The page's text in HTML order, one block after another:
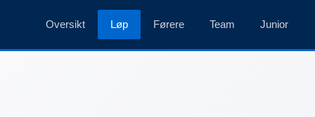
Oversikt Løp Førere Team Junior